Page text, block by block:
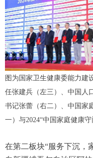
图为国家卫生健康委能力建
任张建兵（左三）、中国人
书记张蕾（右二）、中国家
一）与2024“中国家庭健康
在第二板块“服务下沉，